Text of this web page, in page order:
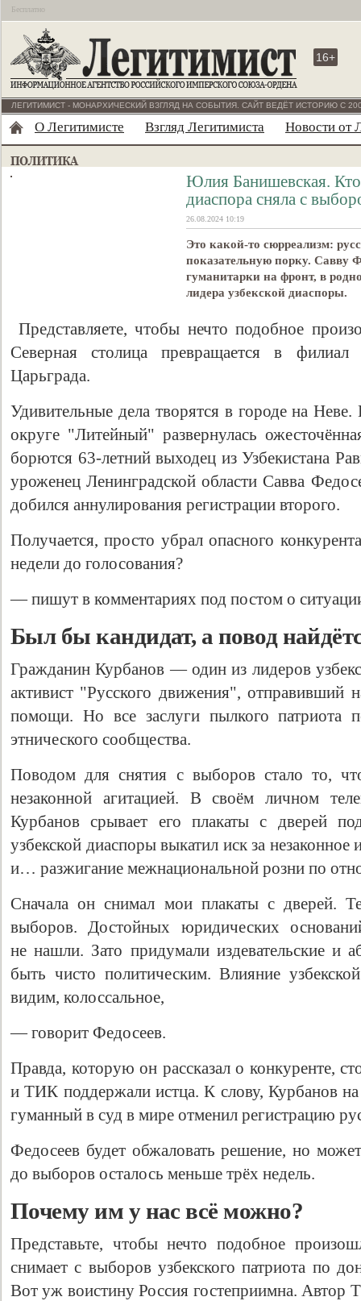
Бесплатно
16+
ЛЕГИТИМИСТ - МОНАРХИЧЕСКИЙ ВЗГЛЯД НА СОБЫТИЯ. САЙТ ВЕДЁТ ИСТОРИЮ С
О Легитимисте Взгляд Легитимиста Новости от
Юлия Банишевская. Кто
диаспора сняла с
26.08.2024 10:19
Это какой-то сюрреализм:
показательную порку. Савву
гуманитарки на фронт, в
лидера узбекской диаспоры.
Представляете, чтобы нечто подобное
Северная столица превращается в
Царьграда.
Удивительные дела творятся в городе на
округе "Литейный" развернулась
борются 63-летний выходец из Узбекистана
уроженец Ленинградской области Савва
добился аннулирования регистрации второго.
Получается, просто убрал опасного
недели до голосования?
— пишут в комментариях под постом о
Был бы кандидат, а повод
Гражданин Курбанов — один из лидеров
активист "Русского движения", отправивший
помощи. Но все заслуги пылкого патриота
этнического сообщества.
Поводом для снятия с выборов стало то,
незаконной агитацией. В своём личном
Курбанов срывает его плакаты с дверей
узбекской диаспоры выкатил иск за
и… разжигание межнациональной розни по
Сначала он снимал мои плакаты с дверей.
выборов. Достойных юридических
не нашли. Зато придумали издевательские и
быть чисто политическим. Влияние
видим, колоссальное,
— говорит Федосеев.
Правда, которую он рассказал о конкуренте,
и ТИК поддержали истца. К слову, Курбанов
гуманный в суд в мире отменил регистрацию
Федосеев будет обжаловать решение, но
до выборов осталось меньше трёх недель.
Почему им у нас всё можно?
Представьте, чтобы нечто подобное
снимает с выборов узбекского патриота по
Вот уж воистину Россия гостеприимна. Автор